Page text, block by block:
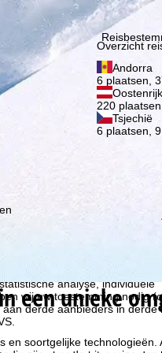
die wij, TravelTrex
analyse, individuele
wij uw toestemming nodig
derde aanbieders in derde
en soortgelijke technologieën.
Overzicht
Andorra
6 plaatsen,
Oostenrijk
220
Tsjechië
6 plaatsen,
een unieke